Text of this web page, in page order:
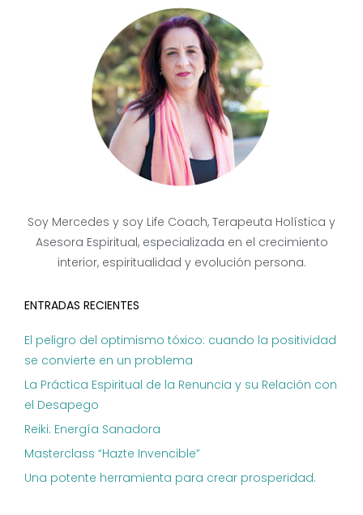
Soy Mercedes y soy Life Coach, Terapeuta Holística y
Asesora Espiritual, especializada en el crecimiento
interior, espiritualidad y evolución persona.
ENTRADAS RECIENTES
El peligro del optimismo tóxico: cuando la positividad
se convierte en un problema
La Práctica Espiritual de la Renuncia y su Relación con
el Desapego
Reiki: Energía Sanadora
Masterclass “Hazte Invencible”
Una potente herramienta para crear prosperidad.